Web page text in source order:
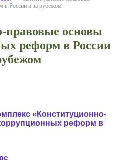
в России и за рубежом
правовые основы
реформ в России
«Конституционно-
реформ в